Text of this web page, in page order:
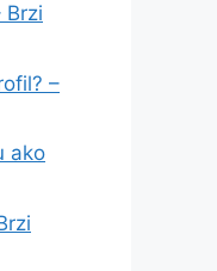
Brzi
–
ako